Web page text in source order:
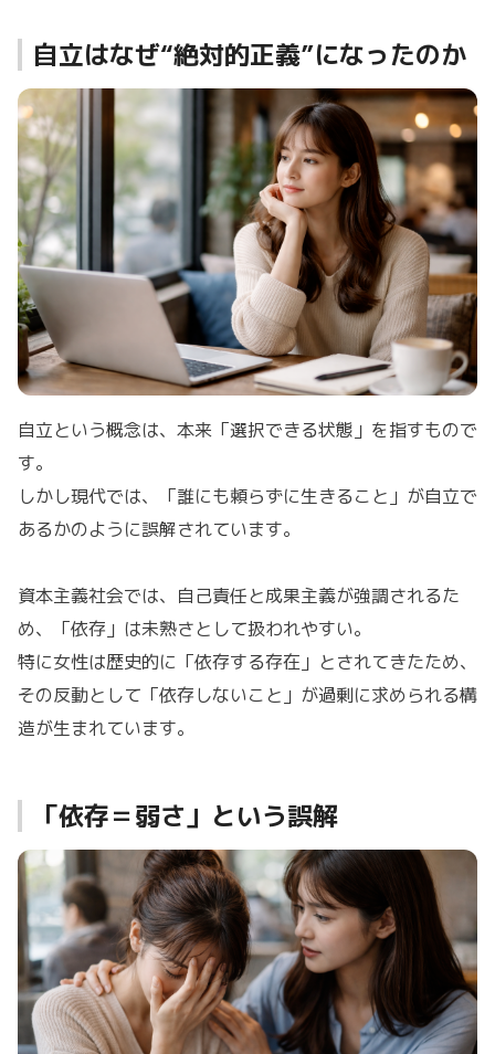
自立はなぜ“絶対的正義”になったのか
自立という概念は、本来「選択できる状態」を指すもので
す。
しかし現代では、「誰にも頼らずに生きること」が自立で
あるかのように誤解されています。
資本主義社会では、自己責任と成果主義が強調されるた
め、「依存」は未熟さとして扱われやすい。
特に女性は歴史的に「依存する存在」とされてきたため、
その反動として「依存しないこと」が過剰に求められる構
造が生まれています。
「依存＝弱さ」という誤解